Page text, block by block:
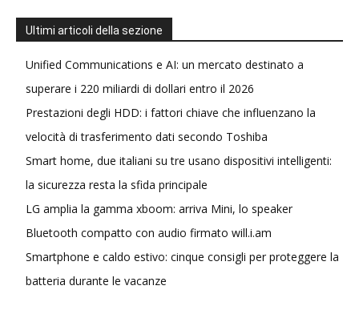
Ultimi articoli della sezione
Unified Communications e AI: un mercato destinato a
superare i 220 miliardi di dollari entro il 2026
Prestazioni degli HDD: i fattori chiave che influenzano la
velocità di trasferimento dati secondo Toshiba
Smart home, due italiani su tre usano dispositivi intelligenti:
la sicurezza resta la sfida principale
LG amplia la gamma xboom: arriva Mini, lo speaker
Bluetooth compatto con audio firmato will.i.am
Smartphone e caldo estivo: cinque consigli per proteggere la
batteria durante le vacanze